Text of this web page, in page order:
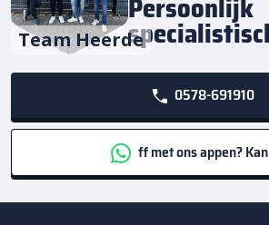
Team Heerde
0578-691910
ff met ons appen?